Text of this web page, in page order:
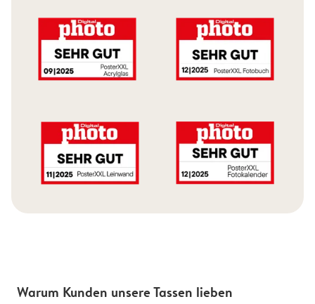
Warum Kunden unsere Tassen lieben